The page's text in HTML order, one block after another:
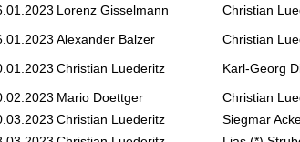
Lorenz Gisselmann Christian
Alexander Balzer Christian
Christian Luederitz Karl-Georg
Mario Doettger Christian
Christian Luederitz Siegmar